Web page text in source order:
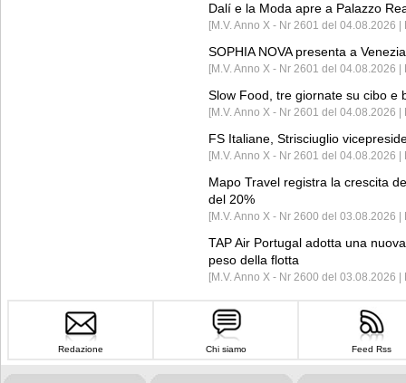
Dalí e la Moda apre a Palazzo
[M.V. Anno X - Nr 2601 del 04.08.2026 |
SOPHIA NOVA presenta a
[M.V. Anno X - Nr 2601 del 04.08.2026
Slow Food, tre giornate su cibo e
[M.V. Anno X - Nr 2601 del 04.08.2026 |
FS Italiane, Strisciuglio
[M.V. Anno X - Nr 2601 del 04.08.2026 |
Mapo Travel registra la crescita
del 20%
[M.V. Anno X - Nr 2600 del 03.08.2026 |
TAP Air Portugal adotta una
peso della flotta
[M.V. Anno X - Nr 2600 del 03.08.2026
Redazione Chi siamo Feed Rss